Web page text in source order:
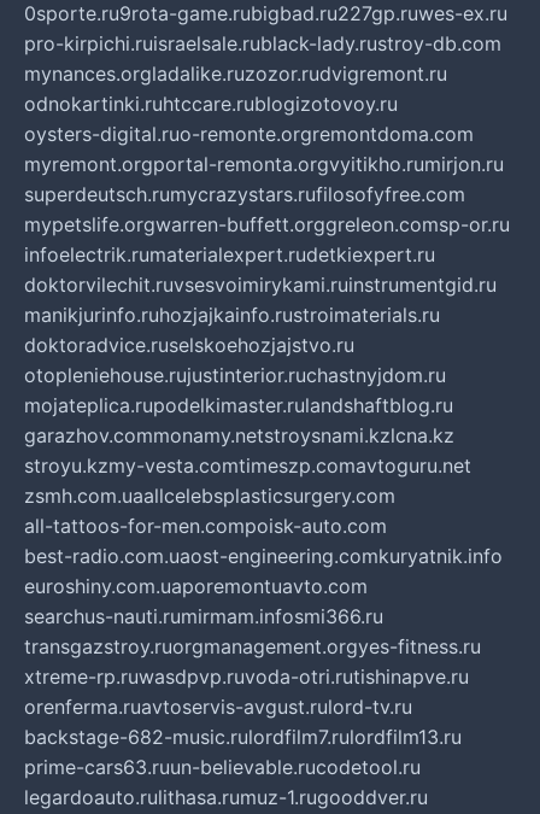
0sporte.ru9rota-game.rubigbad.ru227gp.ruwes-ex.ru
pro-kirpichi.ruisraelsale.rublack-lady.rustroy-db.com
mynances.orgladalike.ruzozor.rudvigremont.ru
odnokartinki.ruhtccare.rublogizotovoy.ru
oysters-digital.ruo-remonte.orgremontdoma.com
myremont.orgportal-remonta.orgvyitikho.rumirjon.ru
superdeutsch.rumycrazystars.rufilosofyfree.com
mypetslife.orgwarren-buffett.orggreleon.comsp-or.ru
infoelectrik.rumaterialexpert.rudetkiexpert.ru
doktorvilechit.ruvsesvoimirykami.ruinstrumentgid.ru
manikjurinfo.ruhozjajkainfo.rustroimaterials.ru
doktoradvice.ruselskoehozjajstvo.ru
otopleniehouse.rujustinterior.ruchastnyjdom.ru
mojateplica.rupodelkimaster.rulandshaftblog.ru
garazhov.commonamy.netstroysnami.kzlcna.kz
stroyu.kzmy-vesta.comtimeszp.comavtoguru.net
zsmh.com.uaallcelebsplasticsurgery.com
all-tattoos-for-men.compoisk-auto.com
best-radio.com.uaost-engineering.comkuryatnik.info
euroshiny.com.uaporemontuavto.com
searchus-nauti.rumirmam.infosmi366.ru
transgazstroy.ruorgmanagement.orgyes-fitness.ru
xtreme-rp.ruwasdpvp.ruvoda-otri.rutishinapve.ru
orenferma.ruavtoservis-avgust.rulord-tv.ru
backstage-682-music.rulordfilm7.rulordfilm13.ru
prime-cars63.ruun-believable.rucodetool.ru
legardoauto.rulithasa.rumuz-1.rugooddver.ru